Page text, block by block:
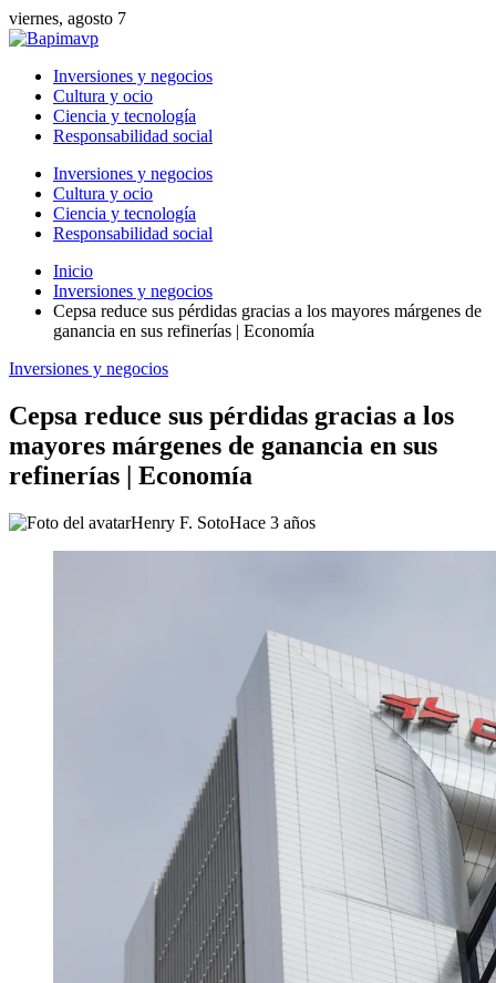
viernes, agosto 7
Inversiones y negocios
Cultura y ocio
Ciencia y tecnología
Responsabilidad social
Inversiones y negocios
Cultura y ocio
Ciencia y tecnología
Responsabilidad social
Inicio
Inversiones y negocios
Cepsa reduce sus pérdidas gracias a los mayores márgenes de
ganancia en sus refinerías | Economía
Inversiones y negocios
Cepsa reduce sus pérdidas gracias a los
mayores márgenes de ganancia en sus
refinerías | Economía
Henry F. SotoHace 3 años